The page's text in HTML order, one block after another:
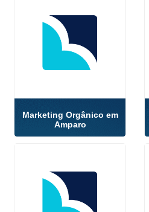
Marketing Orgânico em
Amparo